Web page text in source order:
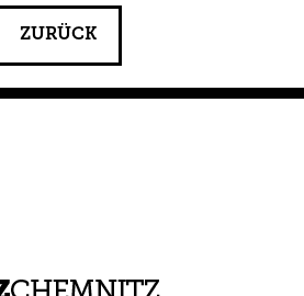
ZURÜCK